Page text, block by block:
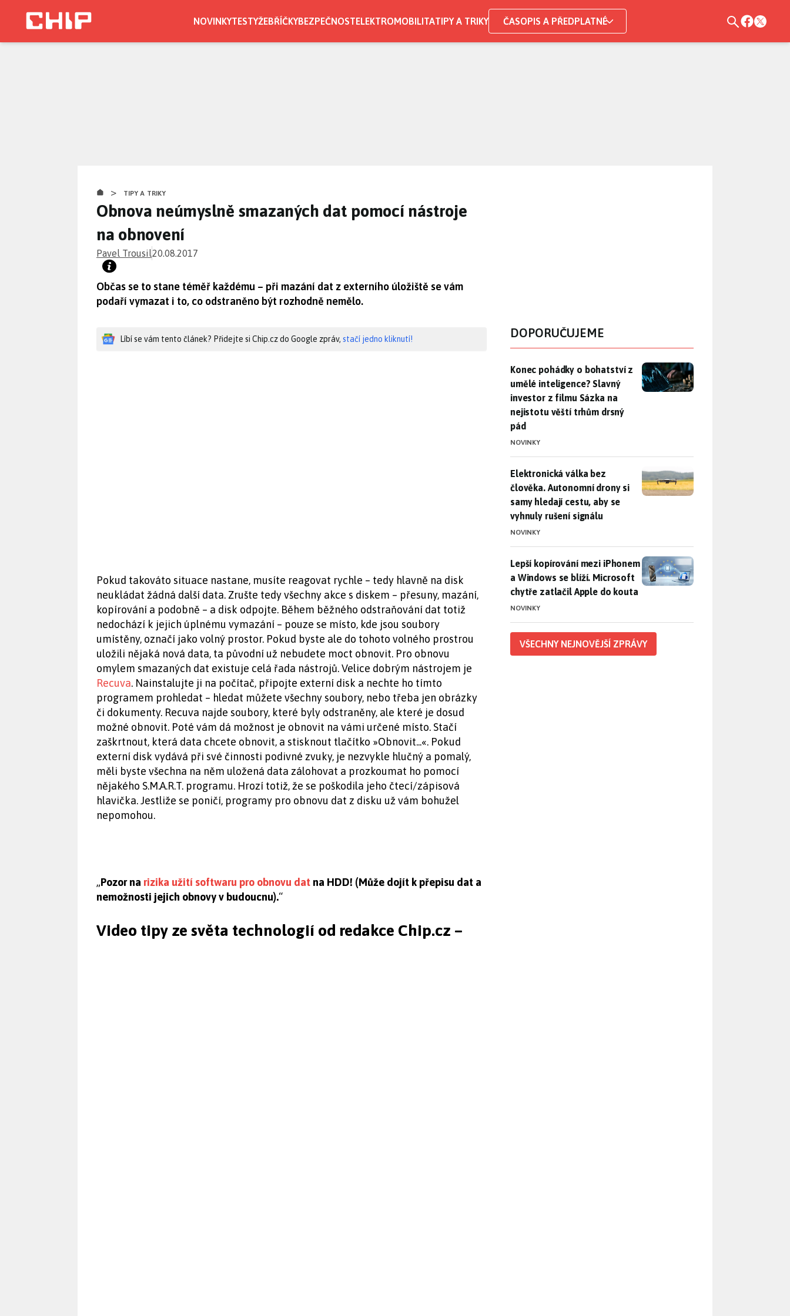
NOVINKYTESTYŽEBŘÍČKYBEZPEČNOSTELEKTROMOBILITATIPY A TRIKY ČASOPIS A PŘEDPLATNÉ
> TIPY A TRIKY
Obnova neúmyslně smazaných dat pomocí nástroje
na obnovení
Pavel Trousil20.08.2017
Občas se to stane téměř každému – při mazání dat z externího úložiště se vám
podaří vymazat i to, co odstraněno být rozhodně nemělo.
Líbí se vám tento článek? Přidejte si Chip.cz do Google zpráv, stačí jedno kliknutí!
Pokud takováto situace nastane, musíte reagovat rychle – tedy hlavně na disk
neukládat žádná další data. Zrušte tedy všechny akce s diskem – přesuny, mazání,
kopírování a podobně – a disk odpojte. Během běžného odstraňování dat totiž
nedochází k jejich úplnému vymazání – pouze se místo, kde jsou soubory
umístěny, označí jako volný prostor. Pokud byste ale do tohoto volného prostrou
uložili nějaká nová data, ta původní už nebudete moct obnovit. Pro obnovu
omylem smazaných dat existuje celá řada nástrojů. Velice dobrým nástrojem je
Recuva. Nainstalujte ji na počítač, připojte externí disk a nechte ho tímto
programem prohledat – hledat můžete všechny soubory, nebo třeba jen obrázky
či dokumenty. Recuva najde soubory, které byly odstraněny, ale které je dosud
možné obnovit. Poté vám dá možnost je obnovit na vámi určené místo. Stačí
zaškrtnout, která data chcete obnovit, a stisknout tlačítko »Obnovit...«. Pokud
externí disk vydává při své činnosti podivné zvuky, je nezvykle hlučný a pomalý,
měli byste všechna na něm uložená data zálohovat a prozkoumat ho pomocí
nějakého S.M.A.R.T. programu. Hrozí totiž, že se poškodila jeho čtecí/zápisová
hlavička. Jestliže se poničí, programy pro obnovu dat z disku už vám bohužel
nepomohou.
„Pozor na rizika užití softwaru pro obnovu datna HDD! (Může dojít k přepisu dat a
nemožnosti jejich obnovy v budoucnu).“
Video tipy ze světa technologií od redakce Chip.cz –
DOPORUČUJEME
Konec pohádky o bohatství z umělé inteligence? Slavný investor
Konec pohádky o bohatství z
umělé inteligence? Slavný
investor z filmu Sázka na
nejistotu věští trhům drsný
pád
NOVINKY
Elektronická válka bez člověka. Autonomní drony si samy hledají
Elektronická válka bez
člověka. Autonomní drony si
samy hledají cestu, aby se
vyhnuly rušení signálu
NOVINKY
Lepší kopírování mezi iPhonem a Windows se blíží. Microsoft
Lepší kopírování mezi iPhonem
a Windows se blíží. Microsoft
chytře zatlačil Apple do kouta
NOVINKY
VŠECHNY NEJNOVĚJŠÍ ZPRÁVY